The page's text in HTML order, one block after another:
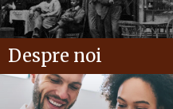
Despre noi